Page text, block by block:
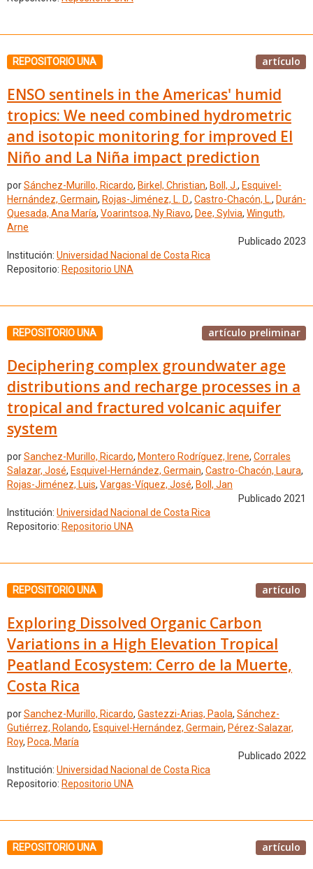
REPOSITORIO UNA artículo
ENSO sentinels in the Americas' humid
tropics: We need combined hydrometric
and isotopic monitoring for improved El
Niño and La Niña impact prediction
porSánchez-Murillo, Ricardo, Birkel, Christian, Boll, J., Esquivel-
Hernández, Germain, Rojas-Jiménez, L. D., Castro-Chacón, L., Durán-
Quesada, Ana María, Voarintsoa, Ny Riavo, Dee, Sylvia, Winguth,
Arne
Publicado 2023
Institución: Universidad Nacional de Costa Rica
Repositorio: Repositorio UNA
REPOSITORIO UNA artículo preliminar
Deciphering complex groundwater age
distributions and recharge processes in a
tropical and fractured volcanic aquifer
system
porSanchez-Murillo, Ricardo, Montero Rodríguez, Irene, Corrales
Salazar, José, Esquivel-Hernández, Germain, Castro-Chacón, Laura,
Rojas-Jiménez, Luis, Vargas-Víquez, José, Boll, Jan
Publicado 2021
Institución: Universidad Nacional de Costa Rica
Repositorio: Repositorio UNA
REPOSITORIO UNA artículo
Exploring Dissolved Organic Carbon
Variations in a High Elevation Tropical
Peatland Ecosystem: Cerro de la Muerte,
Costa Rica
porSanchez-Murillo, Ricardo, Gastezzi-Arias, Paola, Sánchez-
Gutiérrez, Rolando, Esquivel-Hernández, Germain, Pérez-Salazar,
Roy, Poca, María
Publicado 2022
Institución: Universidad Nacional de Costa Rica
Repositorio: Repositorio UNA
REPOSITORIO UNA artículo